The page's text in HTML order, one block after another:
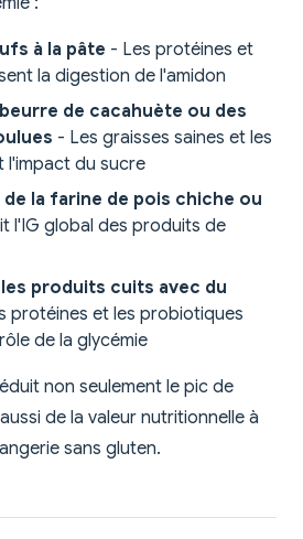
à la pâte - Les protéines et
la digestion de l'amidon
de cacahuète ou des
- Les graisses saines et les
l'impact du sucre
de la farine de pois chiche ou
l'IG global des produits de
produits cuits avec du
protéines et les probiotiques
de la glycémie
non seulement le pic de
de la valeur nutritionnelle à
sans gluten.